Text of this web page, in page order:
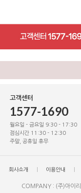
고객센터
1577-1690
월요일 - 금요일 9:30 - 17:30
점심시간 11:30 - 12:30
주말, 공휴일 휴무
회사소개 이용안내
COMPANY : (주)아이